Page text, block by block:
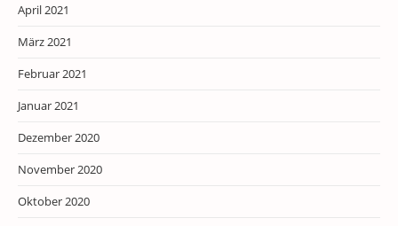
April 2021
März 2021
Februar 2021
Januar 2021
Dezember 2020
November 2020
Oktober 2020